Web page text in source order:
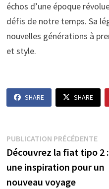
échos d’une époque
défis de notre temps. Sa
nouvelles générations à
et style.
SHARE SHARE
Navigation
de
l’article
PUBLICATION PRÉCÉDENTE
Découvrez la fiat tipo 2 :
une inspiration pour un
nouveau voyage